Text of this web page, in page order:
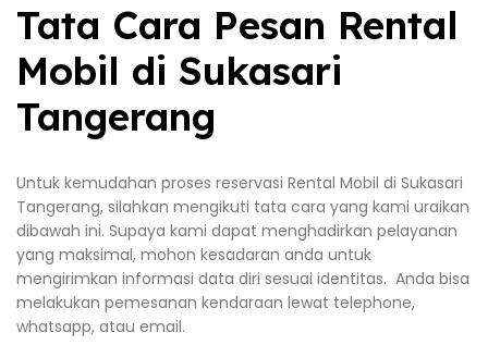
Tata Cara Pesan Rental
Mobil di Sukasari
Tangerang
Untuk kemudahan proses reservasi Rental Mobil di Sukasari
Tangerang, silahkan mengikuti tata cara yang kami uraikan
dibawah ini. Supaya kami dapat menghadirkan pelayanan
yang maksimal, mohon kesadaran anda untuk
mengirimkan informasi data diri sesuai identitas. Anda bisa
melakukan pemesanan kendaraan lewat telephone,
whatsapp, atau email.